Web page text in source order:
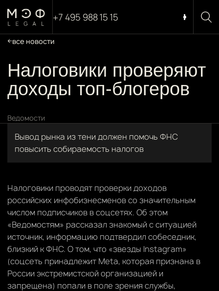
+7 495 988 15 15
все новости
Налоговики проверяют
доходы топ-блогеров
Ведомости
Вывод рынка из тени должен помочь ФНС
повысить собираемость налогов
Налоговики проводят проверки доходов
российских инфобизнесменов со значительным
числом подписчиков в соцсетях. Об этом
«Ведомостям» рассказал знакомый с ситуацией
источник, информацию подтвердил собеседник,
близкий к ФНС. О том, что «звезды Instagram»
(соцсеть принадлежит Meta, которая признана в
России экстремистской организацией и
запрещена) попали в поле зрения службы,